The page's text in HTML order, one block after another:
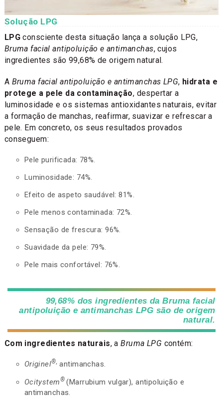
Solução LPG
LPGconsciente desta situação lança a solução LPG,
Bruma facial antipoluição e antimanchas, cujos
ingredientes são 99,68% de origem natural.
A Bruma facial antipoluição e antimanchas LPG, hidrata e
protege a pele da contaminação, despertar a
luminosidade e os sistemas antioxidantes naturais, evitar
a formação de manchas, reafirmar, suavizar e refrescar a
pele. Em concreto, os seus resultados provados
conseguem:
Pele purificada: 78%.
Luminosidade: 74%.
Efeito de aspeto saudável: 81%.
Pele menos contaminada: 72%.
Sensação de frescura: 96%.
Suavidade da pele: 79%.
Pele mais confortável: 76%.
99,68% dos ingredientes da Bruma facial
antipoluição e antimanchas LPG são de origem
natural.
Com ingredientes naturais, aBruma LPG contém:
Originel®, antimanchas.
Ocitystem® (Marrubium vulgar), antipoluição e
antimanchas.